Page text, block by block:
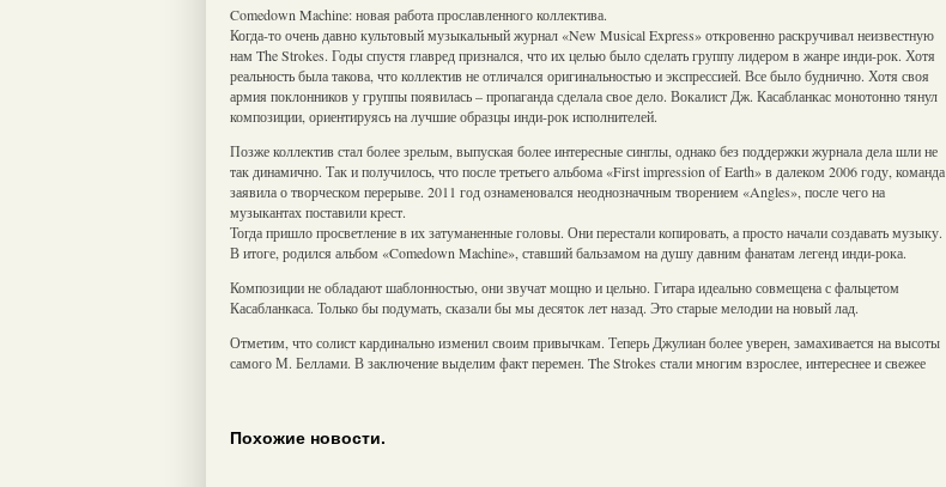
Comedown Machine: новая работа прославленного коллектива.
Когда-то очень давно культовый музыкальный журнал «New Musical Express» откровенно раскручивал неизвестную
нам The Strokes. Годы спустя главред признался, что их целью было сделать группу лидером в жанре инди-рок. Хотя
реальность была такова, что коллектив не отличался оригинальностью и экспрессией. Все было буднично. Хотя своя
армия поклонников у группы появилась – пропаганда сделала свое дело. Вокалист Дж. Касабланкас монотонно тянул
композиции, ориентируясь на лучшие образцы инди-рок исполнителей.
Позже коллектив стал более зрелым, выпуская более интересные синглы, однако без поддержки журнала дела шли не
так динамично. Так и получилось, что после третьего альбома «First impression of Earth» в далеком 2006 году, команда
заявила о творческом перерыве. 2011 год ознаменовался неоднозначным творением «Angles», после чего на
музыкантах поставили крест.
Тогда пришло просветление в их затуманенные головы. Они перестали копировать, а просто начали создавать музыку.
В итоге, родился альбом «Comedown Machine», ставший бальзамом на душу давним фанатам легенд инди-рока.
Композиции не обладают шаблонностью, они звучат мощно и цельно. Гитара идеально совмещена с фальцетом
Касабланкаса. Только бы подумать, сказали бы мы десяток лет назад. Это старые мелодии на новый лад.
Отметим, что солист кардинально изменил своим привычкам. Теперь Джулиан более уверен, замахивается на высоты
самого М. Беллами. В заключение выделим факт перемен. The Strokes стали многим взрослее, интереснее и свежее
Похожие новости.